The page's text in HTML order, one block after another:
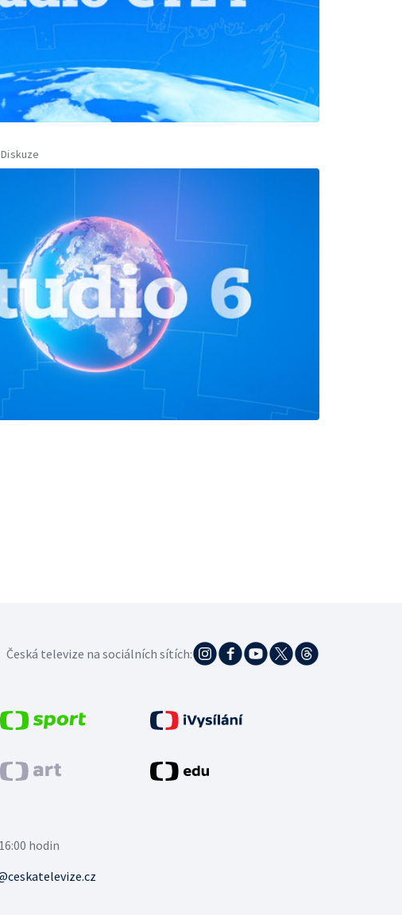
Diskuze
hodin
Česká televize na sociálních sítích: